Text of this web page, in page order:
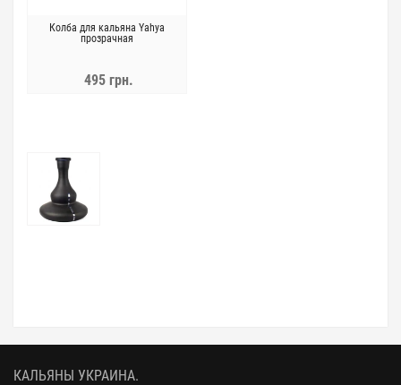
Колба для кальяна Yahya
прозрачная
495 грн.
КАЛЬЯНЫ УКРАИНА.